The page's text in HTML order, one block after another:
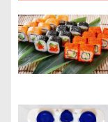
я
п
о
з